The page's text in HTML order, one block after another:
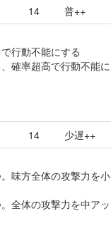
14 普++
行動不能にする
確率超高で行動不能に
14 少遅++
味方全体の攻撃力を小
全体の攻撃力を中アッ